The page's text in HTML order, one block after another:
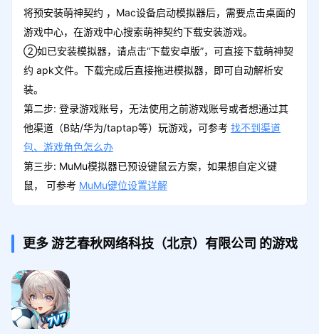
将预安装萌神契约 ，Mac设备启动模拟器后，需要点击桌面的
游戏中心，在游戏中心搜索萌神契约下载安装游戏。
②如已安装模拟器，请点击“下载安卓版”，可直接下载萌神契
约 apk文件。下载完成后直接拖进模拟器，即可自动解析安
装。
第二步: 登录游戏账号，无法使用之前游戏账号或者想通过其
他渠道（B站/华为/taptap等）玩游戏，可参考 找不到渠道
包、游戏角色怎么办
第三步: MuMu模拟器已预设键鼠云方案，如果想自定义键
鼠， 可参考 MuMu键位设置详解
更多 游艺春秋网络科技（北京）有限公司 的游戏